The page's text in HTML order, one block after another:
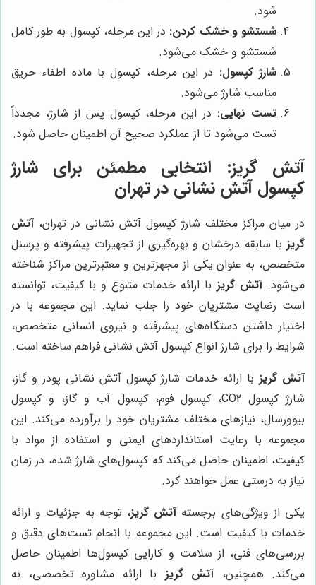
شود.
شستشو و خشک کردن: در این مرحله، کپسول به طور کامل
شستشو و خشک می‌شود.
شارژ کپسول: در این مرحله، کپسول با ماده اطفاء حریق
مناسب شارژ می‌شود.
تست نهایی: در این مرحله، کپسول پس از شارژ، مجدداً
تست می‌شود تا از عملکرد صحیح آن اطمینان حاصل شود.
آتش گریز: انتخابی مطمئن برای شارژ
کپسول آتش نشانی در تهران
در میان مراکز مختلف شارژ کپسول آتش نشانی در تهران،آتش
گریز با سابقه درخشان و بهره‌گیری از تجهیزات پیشرفته و پرسنل
متخصص، به عنوان یکی از مجهزترین و معتبرترین مراکز شناخته
می‌شود.آتش گریز با ارائه خدمات متنوع و با کیفیت، توانسته
است رضایت مشتریان خود را جلب نماید. این مجموعه با در
اختیار داشتن دستگاه‌های پیشرفته و نیروی انسانی متخصص،
شرایط را برای شارژ انواع کپسول آتش نشانی فراهم ساخته است.
آتش گریزبا ارائه خدمات شارژ کپسول آتش نشانی پودر و گاز،
شارژ کپسول CO2، کپسول فوم، کپسول آب و گاز، و کپسول
بیوورسال، نیازهای مختلف مشتریان خود را برآورده می‌کند. این
مجموعه با رعایت استانداردهای ایمنی و استفاده از مواد با
کیفیت، اطمینان حاصل می‌کند که کپسول‌های شارژ شده، در زمان
نیاز به درستی عمل خواهند کرد.
یکی از ویژگی‌های برجستهآتش گریز، توجه به جزئیات و ارائه
خدمات با کیفیت است. این مجموعه با انجام تست‌های دقیق و
بررسی‌های فنی، از سلامت و کارایی کپسول‌ها اطمینان حاصل
می‌کند. همچنین،آتش گریز با ارائه مشاوره تخصصی، به